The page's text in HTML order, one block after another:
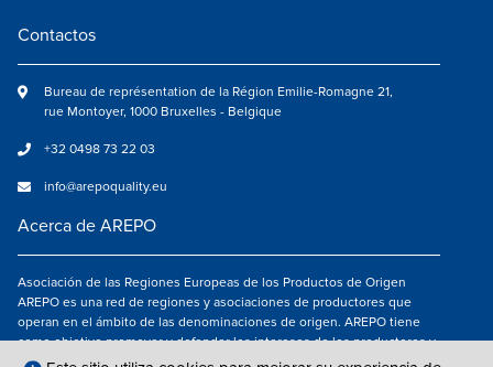
Contactos
Bureau de représentation de la Région Emilie-Romagne 21,
rue Montoyer, 1000 Bruxelles - Belgique
+32 0498 73 22 03
info@arepoquality.eu
Acerca de AREPO
Asociación de las Regiones Europeas de los Productos de Origen
AREPO es una red de regiones y asociaciones de productores que
operan en el ámbito de las denominaciones de origen. AREPO tiene
como objetivo promover y defender los intereses de los productores y
de los consumidores de las Regiones europeas que se dedican a la